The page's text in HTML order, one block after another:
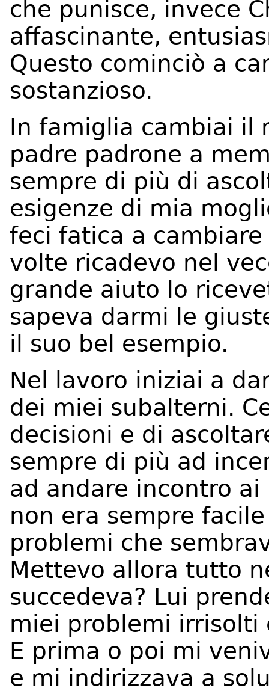
che punisce, invece
affascinante,
Questo cominciò a
sostanzioso.
In famiglia cambiai il
padre padrone a
sempre di più di
esigenze di mia
feci fatica a
volte ricadevo nel
grande aiuto lo
sapeva darmi le
il suo bel esempio.
Nel lavoro iniziai a
dei miei subalterni.
decisioni e di
sempre di più ad
ad andare incontro
non era sempre
problemi che
Mettevo allora tutto
succedeva? Lui
miei problemi irrisolti
E prima o poi mi
e mi indirizzava a